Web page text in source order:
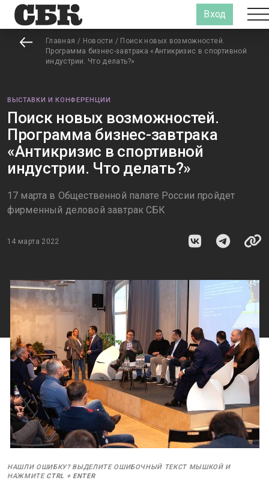
Вход
Главная / Новости / Поиск новых возможностей.
Программа бизнес-завтрака «Антикризис в спортивной
индустрии. Что делать?»
ВЫСТАВКИ И КОНФЕРЕНЦИИ
Поиск новых возможностей.
Программа бизнес-завтрака
«Антикризис в спортивной
индустрии. Что делать?»
17 марта в Общественной палате России пройдет
фирменный деловой завтрак СБК
14 марта 2022
НАШЛИ ОШИБКУ? ВЫДЕЛИТЕ ОШИБОЧНЫЙ ТЕКСТ МЫШКОЙ И
НАЖМИТЕ CTRL + ENTER